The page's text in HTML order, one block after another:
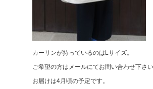
カーリンが持っているのはLサイズ。
ご希望の方はメールにてお問い合わせ下さい
お届けは4月頃の予定です。